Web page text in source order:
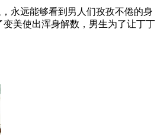
永远能够看到男人们孜孜不倦的身
美使出浑身解数，男生为了让丁丁